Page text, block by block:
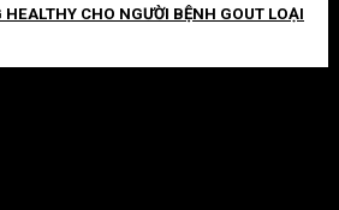
CHO NGƯỜI BỆNH GOUT LOẠI